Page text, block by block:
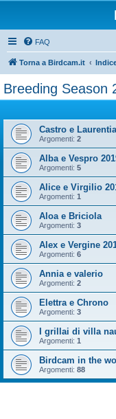
FAQ
Torna a Birdcam.it
Breeding Season
Castro e
Argomenti: 2
Alba e Vespro
Argomenti: 5
Alice e Virgilio
Argomenti: 1
Aloa e Briciola
Argomenti: 3
Alex e Vergine
Argomenti: 6
Annia e valerio
Argomenti: 2
Elettra e Chrono
Argomenti: 3
I grillai di villa
Argomenti: 1
Birdcam in the
Argomenti: 88